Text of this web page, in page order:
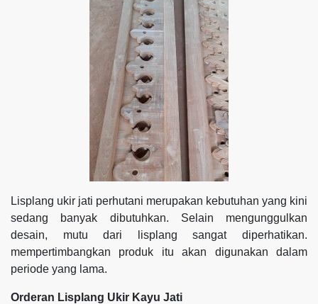
Lisplang ukir jati perhutani merupakan kebutuhan yang kini
sedang banyak dibutuhkan. Selain mengunggulkan
desain, mutu dari lisplang sangat diperhatikan.
mempertimbangkan produk itu akan digunakan dalam
periode yang lama.
Orderan Lisplang Ukir Kayu Jati